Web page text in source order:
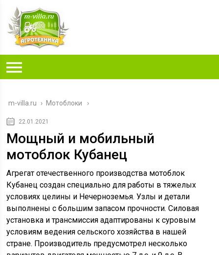
m-villa.ru › Мотоблоки
22.01.2021
Мощный и мобильный
мотоблок Кубанец
Агрегат отечественного производства мотоблок
Кубанец создан специально для работы в тяжелых
условиях целины и Нечерноземья. Узлы и детали
выполнены с большим запасом прочности. Силовая
установка и трансмиссия адаптированы к суровым
условиям ведения сельского хозяйства в нашей
стране. Производитель предусмотрел несколько